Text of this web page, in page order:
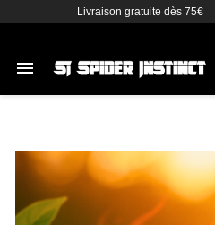
Livraison gratuite dès 75€
